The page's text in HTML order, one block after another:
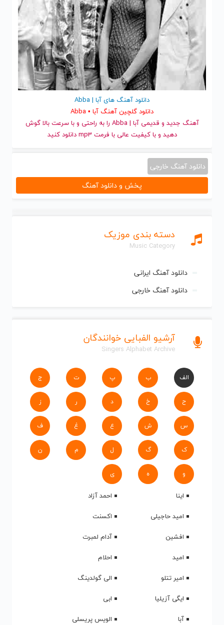
دسته بندی موزیک
Music Category
دانلود آهنگ ایرانی
دانلود آهنگ خارجی
آرشیو الفبایی خوانندگان
Singers Alphabet Archive
الف ب پ ت ج
ح خ د ر ز
س ش ع غ ف
ک گ ل م ن
و ه ی
اینا
احمد آزاد
امید حاجیلی
اکسنت
افشین
آدام لمبرت
امید
احلام
امیر تتلو
الی گولدینگ
ایگی آزیلیا
ابی
آبا
الویس پریسلی
دانلود آهنگ های آبا | Abba
دانلود گلچین آهنگ آبا • Abba
آهنگ جدید
و قدیمی آبا | Abba را به راحتی و با سرعت بالا گوش
دهید و با کیفیت عالی با فرمت mp3 دانلود کنید
دانلود آهنگ خارجی
پخش و دانلود آهنگ